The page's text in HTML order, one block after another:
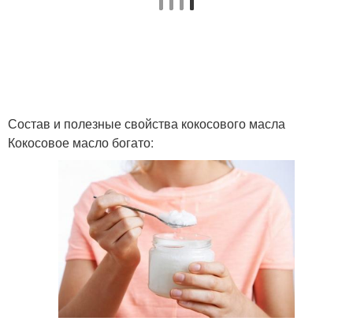
Состав и полезные свойства кокосового масла
Кокосовое масло богато: